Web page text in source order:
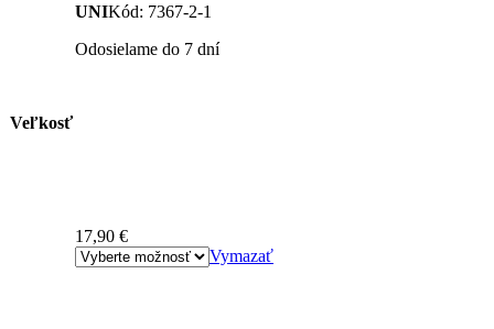
Veľkosť
UNIKód: 7367-2-1
Odosielame do 7 dní
17,90 €
Vymazať